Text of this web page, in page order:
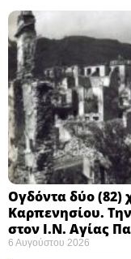
Ογδόντα δύο (82)
Καρπενησίου.
στον Ι.Ν. Αγίας
6 Αυγούστου 2026